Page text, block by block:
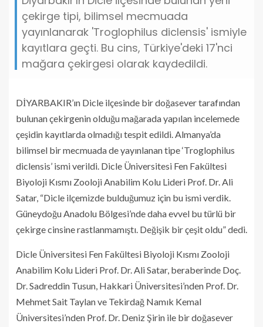
çekirge tipi, bilimsel mecmuada
yayınlanarak 'Troglophilus diclensis' ismiyle
kayıtlara geçti. Bu cins, Türkiye'deki 17'nci
mağara çekirgesi olarak kaydedildi.
DİYARBAKIR’ın Dicle ilçesinde bir doğasever tarafından
bulunan çekirgenin olduğu mağarada yapılan incelemede
çeşidin kayıtlarda olmadığı tespit edildi. Almanya’da
bilimsel bir mecmuada de yayınlanan tipe ‘Troglophilus
diclensis’ ismi verildi. Dicle Üniversitesi Fen Fakültesi
Biyoloji Kısmı Zooloji Anabilim Kolu Lideri Prof. Dr. Ali
Satar, “Dicle ilçemizde bulduğumuz için bu ismi verdik.
Güneydoğu Anadolu Bölgesi’nde daha evvel bu türlü bir
çekirge cinsine rastlanmamıştı. Değişik bir çeşit oldu” dedi.
Dicle Üniversitesi Fen Fakültesi Biyoloji Kısmı Zooloji
Anabilim Kolu Lideri Prof. Dr. Ali Satar, beraberinde Doç.
Dr. Sadreddin Tusun, Hakkari Üniversitesi’nden Prof. Dr.
Mehmet Sait Taylan ve Tekirdağ Namık Kemal
Üniversitesi’nden Prof. Dr. Deniz Şirin ile bir doğasever